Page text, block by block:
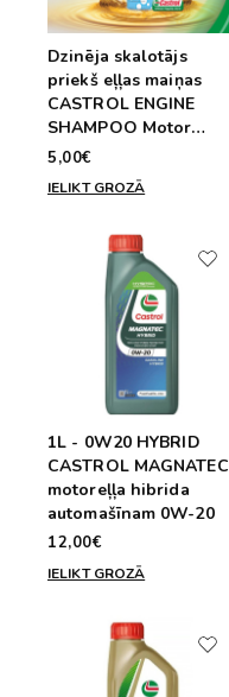
Dzinēja skalotājs
priekš eļļas maiņas
CASTROL ENGINE
SHAMPOO Motor
Flush 10min. 300ml
5,00€
IELIKT GROZĀ
1L - 0W20 HYBRID
CASTROL MAGNATEC
motoreļļa hibrida
automašīnam 0W-20
12,00€
IELIKT GROZĀ